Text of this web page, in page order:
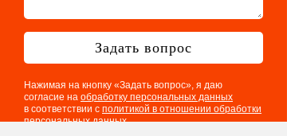
Задать вопрос
Нажимая на кнопку «Задать вопрос», я даю
согласие на обработку персональных данных
в соответствии с политикой в отношении обработки
персональных данных